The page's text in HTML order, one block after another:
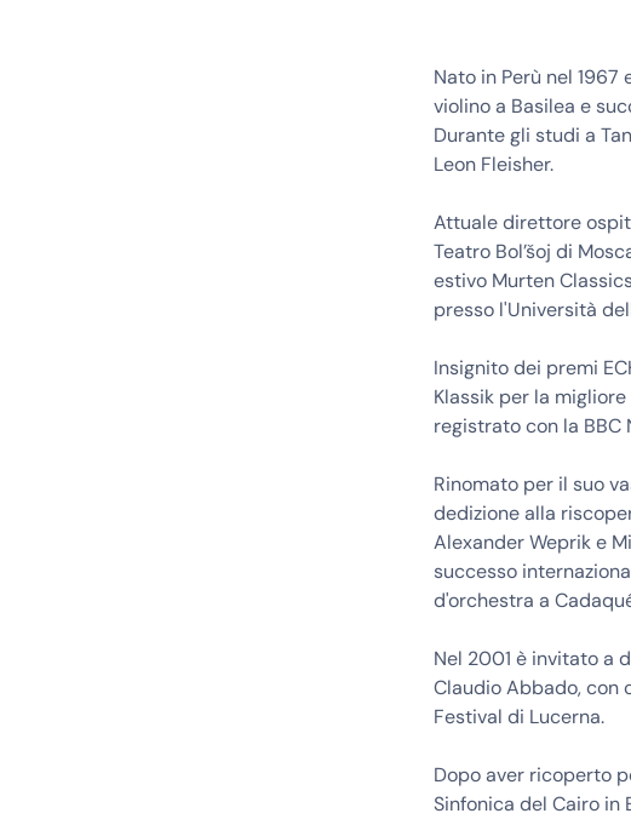
Nato in Perù nel 1967
violino a Basilea e
Durante gli studi a
Leon Fleisher.
Attuale direttore
Teatro Bol’šoj di
estivo Murten
presso l'Università
Insignito dei premi
Klassik per la
registrato con la BBC
Rinomato per il suo
dedizione alla
Alexander Weprik e
successo
d'orchestra a
Nel 2001 è invitato a
Claudio Abbado, con
Festival di Lucerna.
Dopo aver ricoperto
Sinfonica del Cairo